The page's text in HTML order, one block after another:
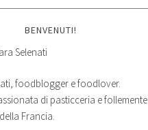
BENVENUTI!
foodblogger e foodlover.
di pasticceria e follemente
Francia.